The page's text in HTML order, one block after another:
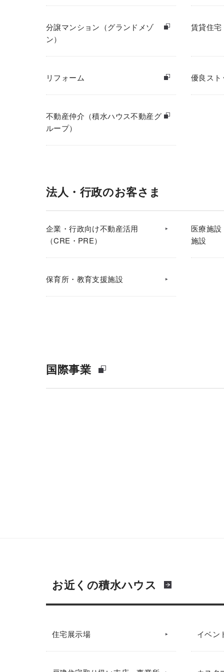
分譲マンション（グランドメゾ
ン）
賃貸住
リフォーム 優良ス
不動産仲介（積水ハウス不動産グ
ループ）
法人・行政のお客さま
企業・行政向け不動産活用
（CRE・PRE）
医療施
施設
保育所・教育支援施設
国際事業
お近くの積水ハウス
住宅展示場 イベン